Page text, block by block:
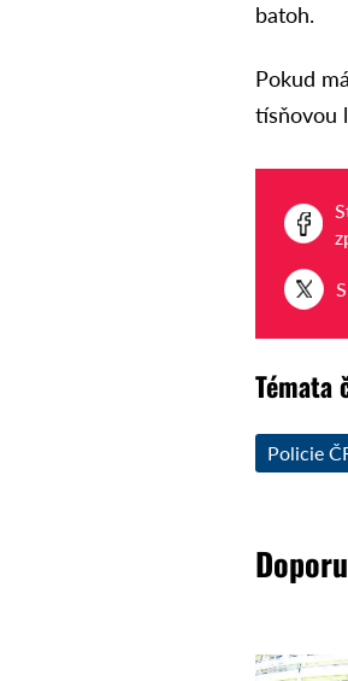
batoh.
Pokud
tísňovou
Témata
Policie